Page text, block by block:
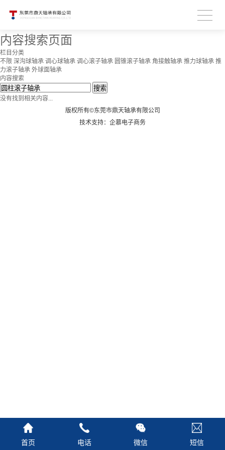
内容搜索页面
栏目分类
不限 深沟球轴承 调心球轴承 调心滚子轴承 圆锥滚子轴承 角接触轴承 推力球轴承 推
力滚子轴承 外球面轴承
内容搜索
搜索
没有找到相关内容...
首页 电话 微信 短信
版权所有©东莞市鼎天轴承有限公司
技术支持：企慕电子商务